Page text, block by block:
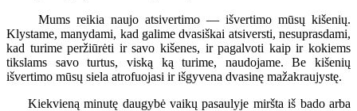
Mums reikia naujo atsivertimo — išvertimo mūsų kišenių.
Klystame, manydami, kad galime dvasiškai atsiversti, nesuprasdami,
kad turime peržiūrėti ir savo kišenes, ir pagalvoti kaip ir kokiems
tikslams savo turtus, viską ką turime, naudojame. Be kišenių
išvertimo mūsų siela atrofuojasi ir išgyvena dvasinę mažakraujystę.
Kiekvieną minutę daugybė vaikų pasaulyje miršta iš bado arba